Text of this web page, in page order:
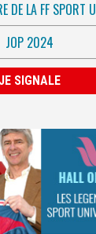
DE LA FF SPORT U
JOP 2024
JE SIGNALE